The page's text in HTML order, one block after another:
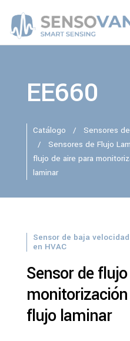
EE660
Catálogo /
Sensores
/
Sensores de Flujo
flujo de aire para
laminar
Sensor de baja
en HVAC
Sensor de flujo de aire para
flujo laminar